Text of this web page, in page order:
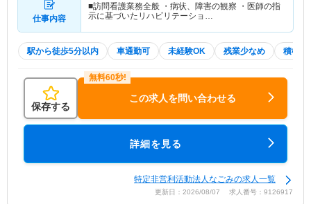
仕事内容
■訪問看護業務全般 ・病状、障害の観察 ・医師の指
示に基づいたリハビリテーショ…
駅から徒歩5分以内 車通勤可 未経験OK 残業少なめ 積極採
保存する
この求人を問い合わせる
詳細を見る
特定非営利活動法人なごみの求人一覧
更新日：2026/08/07 求人番号：9126917